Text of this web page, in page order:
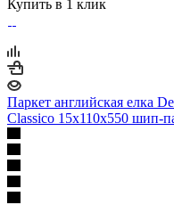
Купить в 1 клик
Паркет английская елка
Classico 15х110х550 шип-